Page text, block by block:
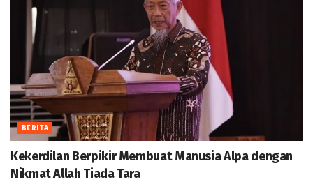
BERITA
Kekerdilan Berpikir Membuat Manusia Alpa dengan
Nikmat Allah Tiada Tara